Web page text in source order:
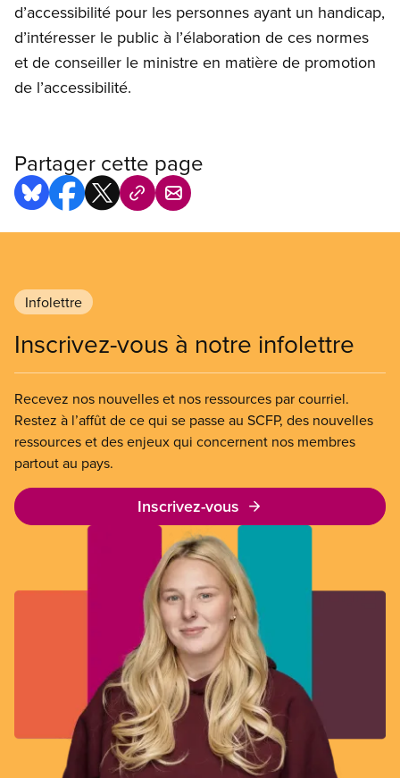
d’accessibilité pour les personnes ayant un handicap,
d’intéresser le public à l’élaboration de ces normes
et de conseiller le ministre en matière de promotion
de l’accessibilité.
Partager cette page
Infolettre
Inscrivez-vous à notre infolettre
Recevez nos nouvelles et nos ressources par courriel.
Restez à l’affût de ce qui se passe au SCFP, des nouvelles
ressources et des enjeux qui concernent nos membres
partout au pays.
Inscrivez-vous